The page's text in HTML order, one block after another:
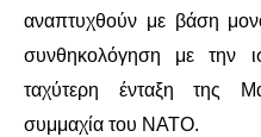
αναπτυχθούν με βάση
συνθηκολόγηση με την
ταχύτερη ένταξη της
συμμαχία του ΝΑΤΟ.